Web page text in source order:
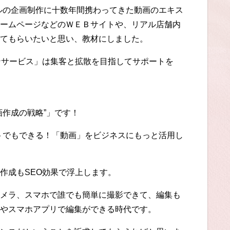
企画制作に十数年間携わってきた動画のエキス
ムページなどのＷＥＢサイトや、リアル店舗内
もらいたいと思い、教材にしました。
ービス」は集客と拡散を目指してサポートを
成の戦略”」です！
もできる！「動画」をビジネスにもっと活用し
成もSEO効果で浮上します。
ラ、スマホで誰でも簡単に撮影できて、編集も
スマホアプリで編集ができる時代です。